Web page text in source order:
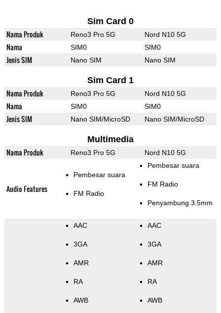
Sim Card 0
Nama Produk Reno3 Pro 5G Nord N10 5G
Nama SIM0 SIM0
Jenis SIM Nano SIM Nano SIM
Sim Card 1
Nama Produk Reno3 Pro 5G Nord N10 5G
Nama SIM0 SIM0
Jenis SIM Nano SIM/MicroSD Nano SIM/MicroSD
Multimedia
Nama Produk Reno3 Pro 5G Nord N10 5G
Audio Features
Pembesar suara
FM Radio
Pembesar suara
FM Radio
Penyambung 3.5mm
AAC
3GA
AMR
RA
AWB
AAC
3GA
AMR
RA
AWB